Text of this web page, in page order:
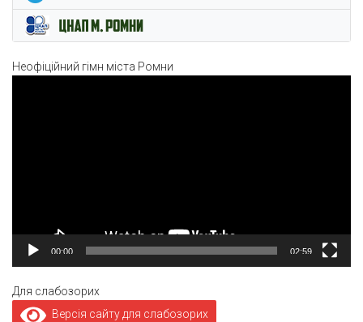
Неофіційний гімн міста Ромни
00:00 02:59
Для слабозорих
Версія сайту для слабозорих